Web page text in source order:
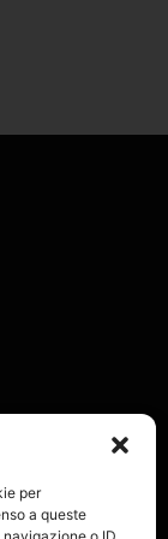
per
a queste